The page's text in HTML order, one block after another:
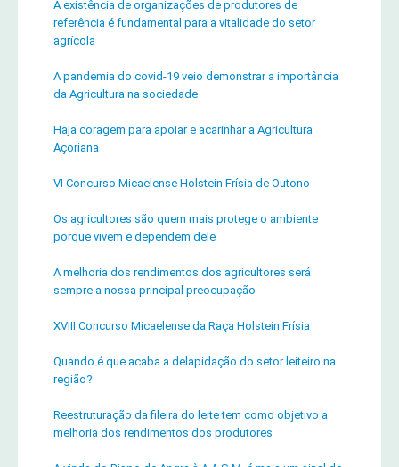
A existência de organizações de produtores de
referência é fundamental para a vitalidade do setor
agrícola
A pandemia do covid-19 veio demonstrar a importância
da Agricultura na sociedade
Haja coragem para apoiar e acarinhar a Agricultura
Açoriana
VI Concurso Micaelense Holstein Frísia de Outono
Os agricultores são quem mais protege o ambiente
porque vivem e dependem dele
A melhoria dos rendimentos dos agricultores será
sempre a nossa principal preocupação
XVIII Concurso Micaelense da Raça Holstein Frísia
Quando é que acaba a delapidação do setor leiteiro na
região?
Reestruturação da fileira do leite tem como objetivo a
melhoria dos rendimentos dos produtores